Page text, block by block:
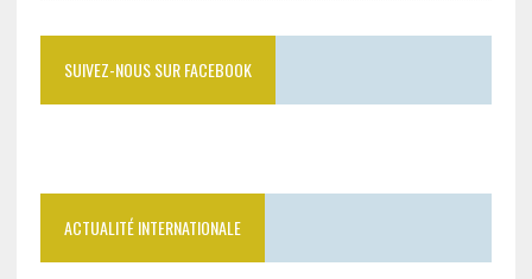
SUIVEZ-NOUS SUR FACEBOOK
ACTUALITÉ INTERNATIONALE